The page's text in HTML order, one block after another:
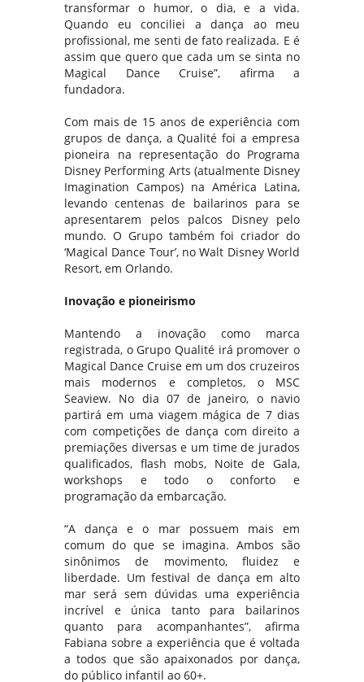
transformar o humor, o dia, e a vida.
Quando eu conciliei a dança ao meu
profissional, me senti de fato realizada. E é
assim que quero que cada um se sinta no
Magical Dance Cruise”, afirma a
fundadora.
Com mais de 15 anos de experiência com
grupos de dança, a Qualité foi a empresa
pioneira na representação do Programa
Disney Performing Arts (atualmente Disney
Imagination Campos) na América Latina,
levando centenas de bailarinos para se
apresentarem pelos palcos Disney pelo
mundo. O Grupo também foi criador do
‘Magical Dance Tour’, no Walt Disney World
Resort, em Orlando.
Inovação e pioneirismo
Mantendo a inovação como marca
registrada, o Grupo Qualité irá promover o
Magical Dance Cruise em um dos cruzeiros
mais modernos e completos, o MSC
Seaview. No dia 07 de janeiro, o navio
partirá em uma viagem mágica de 7 dias
com competições de dança com direito a
premiações diversas e um time de jurados
qualificados, flash mobs, Noite de Gala,
workshops e todo o conforto e
programação da embarcação.
“A dança e o mar possuem mais em
comum do que se imagina. Ambos são
sinônimos de movimento, fluidez e
liberdade. Um festival de dança em alto
mar será sem dúvidas uma experiência
incrível e única tanto para bailarinos
quanto para acompanhantes”, afirma
Fabiana sobre a experiência que é voltada
a todos que são apaixonados por dança,
do público infantil ao 60+.